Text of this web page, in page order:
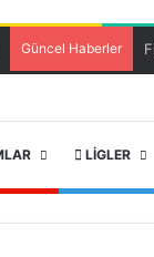
Güncel Haberler
LIGLER